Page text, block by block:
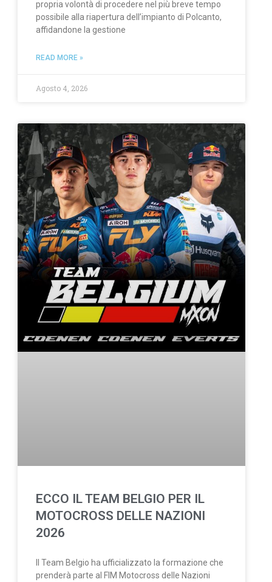
propria volontà di procedere nel più breve tempo
possibile alla riapertura dell’impianto di Polcanto,
affidandone la gestione
READ MORE »
Agosto 4, 2026
ECCO IL TEAM BELGIO PER IL
MOTOCROSS DELLE NAZIONI
2026
Il Team Belgio ha ufficializzato la formazione che
prenderà parte al FIM Motocross delle Nazioni